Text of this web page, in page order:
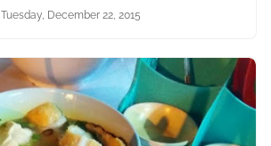
Tuesday, December 22, 2015